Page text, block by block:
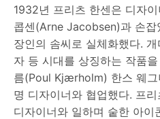
1932년 프리츠 한센은 디자
콥센(Arne Jacobsen)과 손잡
장인의 솜씨로 실체화했다.
자 등 시대를 상징하는 작품
름(Poul Kjærholm) 한스 웨
명 디자이너와 협업했다. 프
디자이너와 일하며 숱한 아